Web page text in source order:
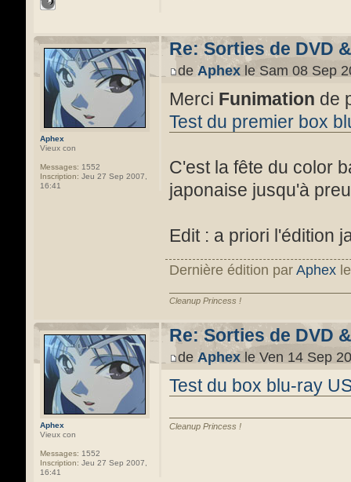
Aphex
Vieux con
Messages: 1552
Inscription: Jeu 27 Sep 2007,
16:41
Re: Sorties de DVD
de Aphex le Sam 08 Sep
Merci Funimation de
Test du premier box
C'est la fête du color
japonaise jusqu'à
Edit : a priori l'édition
Dernière édition par Aphex
Cleanup Princess !
Aphex
Vieux con
Messages: 1552
Inscription: Jeu 27 Sep 2007,
16:41
Re: Sorties de DVD
de Aphex le Ven 14 Sep
Test du box blu-ray
Cleanup Princess !